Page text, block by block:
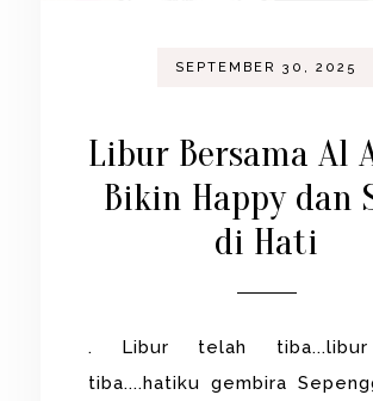
SEPTEMBER 30, 2025
Libur Bersama Al
Bikin Happy dan
di Hati
. Libur telah
tiba....hatiku gembira